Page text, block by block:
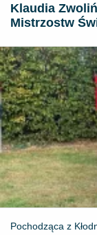
Klaudia
Mistrzostw
Pochodząca z